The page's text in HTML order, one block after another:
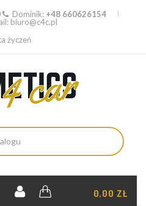
Dominik: +48 660626154
biuro@c4c.pl
życzeń
0,00 ZŁ